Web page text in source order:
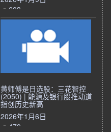
603
黄师傅是日选股：三花智控
(2050) | 能源及银行股推动道
指创历史新高
2026年1月6日
479